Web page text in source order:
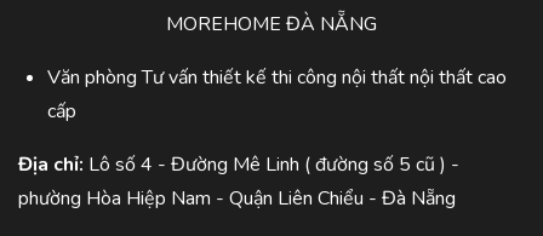
MOREHOME ĐÀ NẴNG
Văn phòng Tư vấn thiết kế thi công nội thất nội thất cao
cấp
Địa chỉ: Lô số 4 - Đường Mê Linh ( đường số 5 cũ ) -
phường Hòa Hiệp Nam - Quận Liên Chiểu - Đà Nẵng